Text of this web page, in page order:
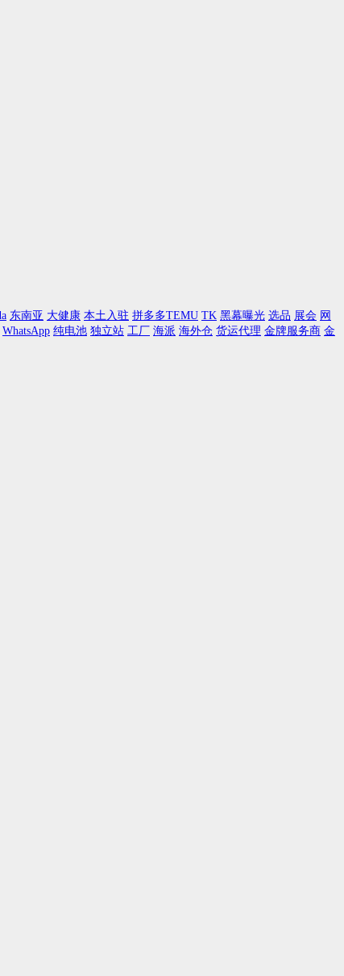
东南亚 大健康 本土入驻 拼多多TEMU TK 黑幕曝光 选品 展会 网
WhatsApp 纯电池 独立站 工厂 海派 海外仓 货运代理 金牌服务商 金